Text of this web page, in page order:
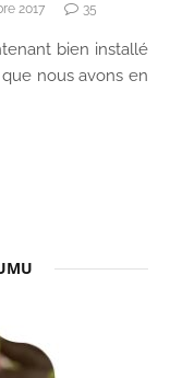
2017 35
bien installé
nous avons en